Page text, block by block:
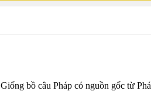
bồ câu Pháp có nguồn gốc từ